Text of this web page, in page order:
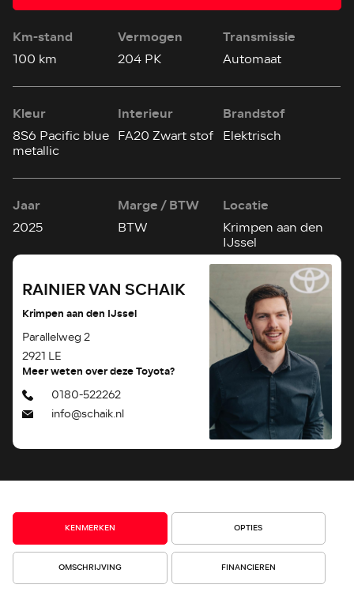
Km-stand
100 km
Vermogen
204 PK
Transmissie
Automaat
Kleur
8S6 Pacific blue
metallic
Interieur
FA20 Zwart stof
Brandstof
Elektrisch
Jaar
2025
Marge / BTW
BTW
Locatie
Krimpen aan den
IJssel
RAINIER VAN SCHAIK
Krimpen aan den IJssel
Parallelweg 2
2921 LE
Meer weten over deze Toyota?
0180-522262
info@schaik.nl
KENMERKEN OPTIES
OMSCHRIJVING FINANCIEREN